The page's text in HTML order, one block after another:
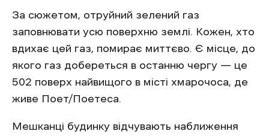
За сюжетом, отруйний зелений газ
заповнювати усю поверхню землі. Кожен, хто
вдихає цей газ, помирає миттєво. Є місце, до
якого газ добереться в останню чергу — це
502 поверх найвищого в місті хмарочоса, де
живе Поет/Поетеса.
Мешканці будинку відчувають наближення